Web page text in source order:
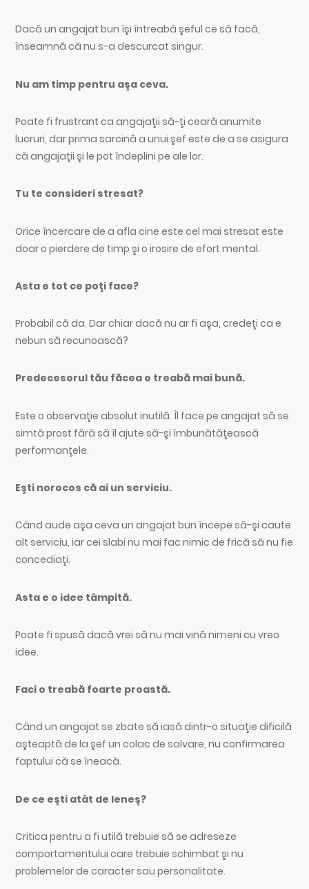
Dacă un angajat bun îşi întreabă şeful ce să facă,
înseamnă că nu s-a descurcat singur.
Nu am timp pentru aşa ceva.
Poate fi frustrant ca angajaţii să-ţi ceară anumite
lucruri, dar prima sarcină a unui şef este de a se asigura
că angajaţii şi le pot îndeplini pe ale lor.
Tu te consideri stresat?
Orice încercare de a afla cine este cel mai stresat este
doar o pierdere de timp şi o irosire de efort mental.
Asta e tot ce poţi face?
Probabil că da. Dar chiar dacă nu ar fi aşa, credeţi ca e
nebun să recunoască?
Predecesorul tău făcea o treabă mai bună.
Este o observaţie absolut inutilă. Îl face pe angajat să se
simtă prost fără să îl ajute să-şi îmbunătăţească
performanţele.
Eşti norocos că ai un serviciu.
Când aude aşa ceva un angajat bun începe să-şi caute
alt serviciu, iar cei slabi nu mai fac nimic de frică să nu fie
concediaţi.
Asta e o idee tâmpită.
Poate fi spusă dacă vrei să nu mai vină nimeni cu vreo
idee.
Faci o treabă foarte proastă.
Când un angajat se zbate să iasă dintr-o situaţie dificilă
aşteaptă de la şef un colac de salvare, nu confirmarea
faptului că se îneacă.
De ce eşti atât de leneş?
Critica pentru a fi utilă trebuie să se adreseze
comportamentului care trebuie schimbat şi nu
problemelor de caracter sau personalitate.